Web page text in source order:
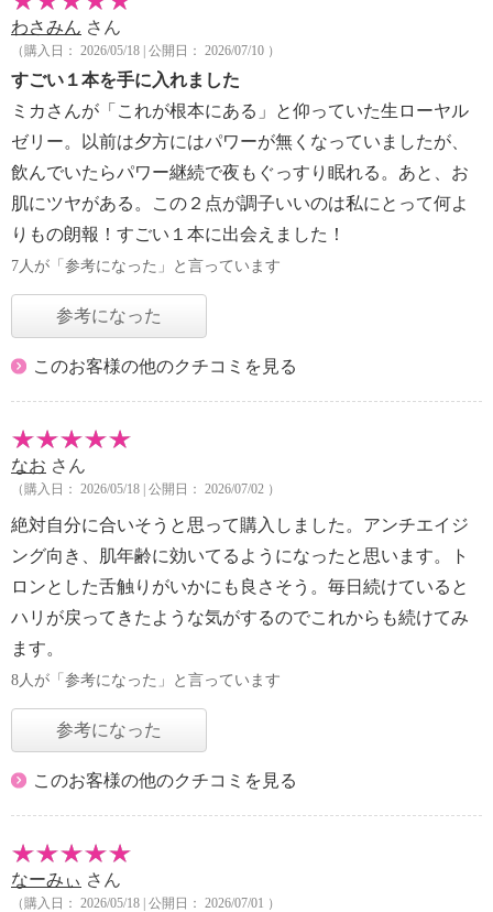
わさみん さん
（購入日： 2026/05/18 | 公開日： 2026/07/10 ）
すごい１本を手に入れました
ミカさんが「これが根本にある」と仰っていた生ローヤル
ゼリー。以前は夕方にはパワーが無くなっていましたが、
飲んでいたらパワー継続で夜もぐっすり眠れる。あと、お
肌にツヤがある。この２点が調子いいのは私にとって何よ
りもの朗報！すごい１本に出会えました！
7人が「参考になった」と言っています
参考になった
このお客様の他のクチコミを見る
なお さん
（購入日： 2026/05/18 | 公開日： 2026/07/02 ）
絶対自分に合いそうと思って購入しました。アンチエイジ
ング向き、肌年齢に効いてるようになったと思います。ト
ロンとした舌触りがいかにも良さそう。毎日続けていると
ハリが戻ってきたような気がするのでこれからも続けてみ
ます。
8人が「参考になった」と言っています
参考になった
このお客様の他のクチコミを見る
なーみぃ さん
（購入日： 2026/05/18 | 公開日： 2026/07/01 ）